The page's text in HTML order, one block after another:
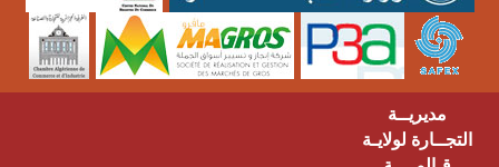
مديريــة
التجــارة لولايـة